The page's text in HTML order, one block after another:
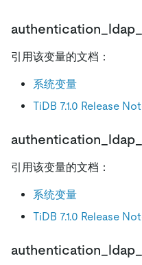
引用该变量的文档：
系统变量
TiDB 7.1.0 Release
引用该变量的文档：
系统变量
TiDB 7.1.0 Release